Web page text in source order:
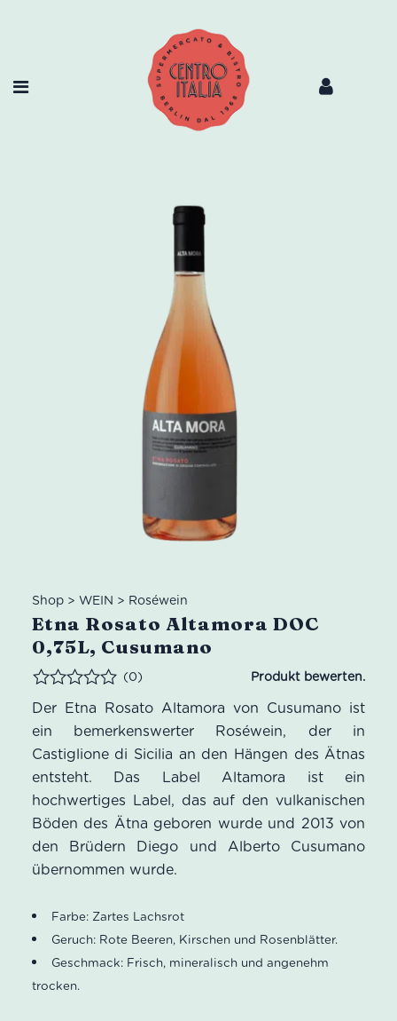
Shop> WEIN > Roséwein
Etna Rosato Altamora DOC
0,75L, Cusumano
Bewertet
(0)
Der Etna Rosato Altamora von Cusumano ist
ein bemerkenswerter Roséwein, der in
Castiglione di Sicilia an den Hängen des Ätnas
entsteht. Das Label Altamora ist ein
hochwertiges Label, das auf den vulkanischen
Böden des Ätna geboren wurde und 2013 von
den Brüdern Diego und Alberto Cusumano
übernommen wurde.
Farbe: Zartes Lachsrot
Geruch: Rote Beeren, Kirschen und Rosenblätter.
Geschmack: Frisch, mineralisch und angenehm
trocken.